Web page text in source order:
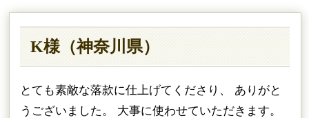
K様（神奈川県）
とても素敵な落款に仕上げてくださり、
ありがと
うございました。
大事に使わせていただきます。